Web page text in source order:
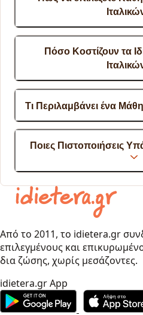
Πόσο Κοστίζουν τα
Τι Περιλαμβάνει ένα
Ποιες Πιστοποιήσεις
Από το 2011, το idietera.gr
επιλεγμένους και
δια ζώσης, χωρίς μεσάζοντες.
idietera.gr App